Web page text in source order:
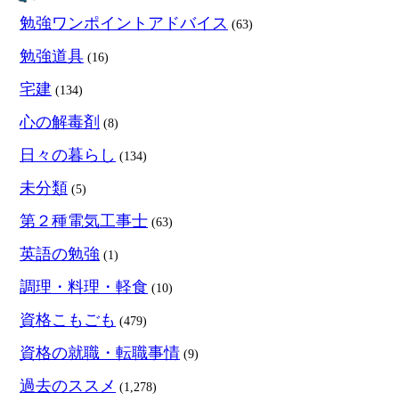
勉強ワンポイントアドバイス (63)
勉強道具 (16)
宅建 (134)
心の解毒剤 (8)
日々の暮らし (134)
未分類 (5)
第２種電気工事士 (63)
英語の勉強 (1)
調理・料理・軽食 (10)
資格こもごも (479)
資格の就職・転職事情 (9)
過去のススメ (1,278)